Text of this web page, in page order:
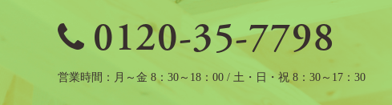
0120-35-7798
営業時間 月～金 8：30～18：00 / 土・日・祝 8：30～17：30